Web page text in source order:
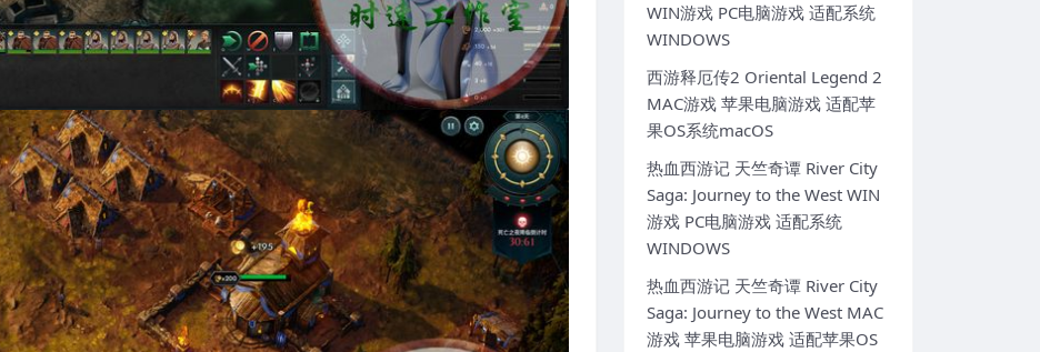
WIN游戏 PC电脑游戏 适配系统
WINDOWS
西游释厄传2 Oriental Legend 2
MAC游戏 苹果电脑游戏 适配苹
果OS系统macOS
热血西游记 天竺奇谭 River City
Saga: Journey to the West WIN
游戏 PC电脑游戏 适配系统
WINDOWS
热血西游记 天竺奇谭 River City
Saga: Journey to the West MAC
游戏 苹果电脑游戏 适配苹果OS